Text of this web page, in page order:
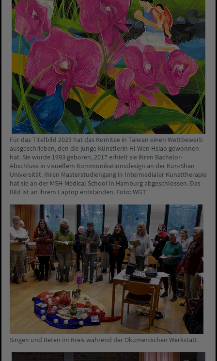
Für das Titelbild 2023 hat das Komitee in Taiwan einen Wettbewerb
ausgeschrieben, den die junge Künstlerin Hi-Wen Hsiao gewonnen
hat. Sie wurde 1993 geboren, 2017 erhielt sie ihren Bachelor-
Abschluss in visuellem Kommunikationsdesign an der Kun-Shan
Universität. Ihren Masterstudiengang in Intermedialer Kunsttherapie
hat sie an der MSH-Medical School in Hamburg abgeschlossen. Das
Bild ist an ihrem Laptop entstanden. Foto: WGT
Singen und Beten im Kreis während der Ökumenischen Werkstatt.